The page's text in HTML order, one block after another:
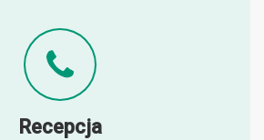
Recepcja